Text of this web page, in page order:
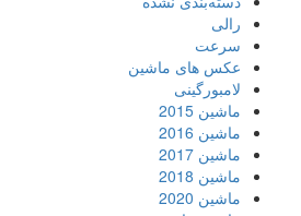
رالی
سرعت
عکس های ماشین
لامبورگینی
ماشین 2015
ماشین 2016
ماشین 2017
ماشین 2018
ماشین 2020